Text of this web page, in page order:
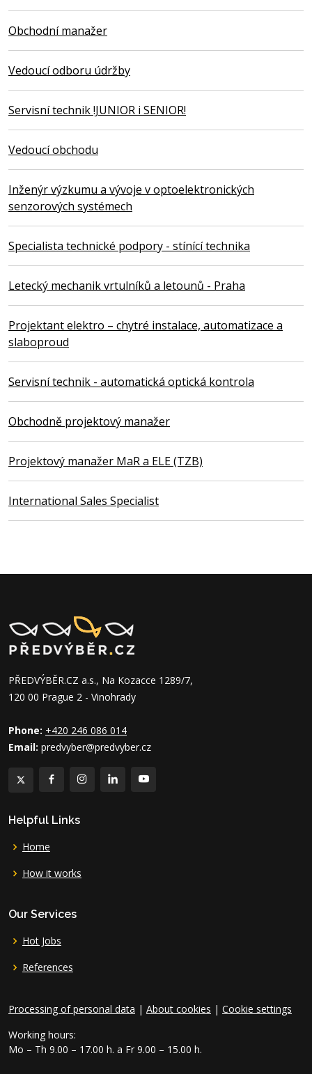
Obchodní manažer
Vedoucí odboru údržby
Servisní technik !JUNIOR i SENIOR!
Vedoucí obchodu
Inženýr výzkumu a vývoje v optoelektronických
senzorových systémech
Specialista technické podpory - stínící technika
Letecký mechanik vrtulníků a letounů - Praha
Projektant elektro – chytré instalace, automatizace a
slaboproud
Servisní technik - automatická optická kontrola
Obchodně projektový manažer
Projektový manažer MaR a ELE (TZB)
International Sales Specialist
PŘEDVÝBĚR.CZ a.s., Na Kozacce 1289/7,
120 00 Prague 2 - Vinohrady
Phone: +420 246 086 014
Email: predvyber@predvyber.cz
Helpful Links
Home
How it works
Our Services
Hot Jobs
References
Processing of personal data | About cookies | Cookie settings
Working hours:
Mo – Th 9.00 – 17.00 h. a Fr 9.00 – 15.00 h.